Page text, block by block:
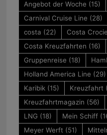
Angebot der Woche (15)
Carnival Cruise Line (28)
costa (22) Costa
Costa Kreuzfahrten (16)
Gruppenreise (18)
Holland America Line (29)
Karibik(15) Kreuzfahrt
Kreuzfahrtmagazin (56)
LNG (18) Mein Schiff
Meyer Werft(51)